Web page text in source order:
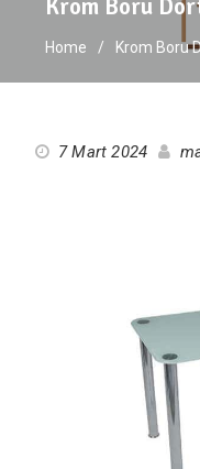
Krom Boru
Home Krom Boru
7 Mart 2024